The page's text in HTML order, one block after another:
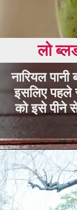
नारियल
इसलिए पहले
को इसे पीने
लो